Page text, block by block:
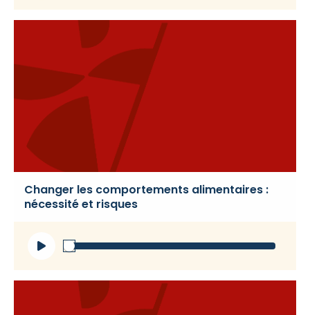
Changer les comportements alimentaires :
nécessité et risques
Lecteur
audio